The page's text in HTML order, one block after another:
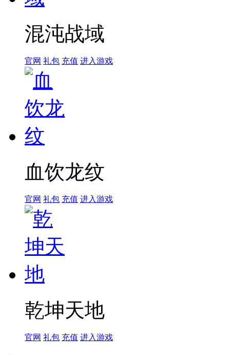
混沌战域
官网 礼包 充值 进入游戏
血饮龙纹
官网 礼包 充值 进入游戏
乾坤天地
官网 礼包 充值 进入游戏